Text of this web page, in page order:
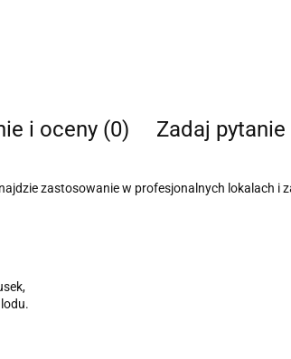
i oceny (0) Zadaj pytanie
zastosowanie w profesjonalnych lokalach i